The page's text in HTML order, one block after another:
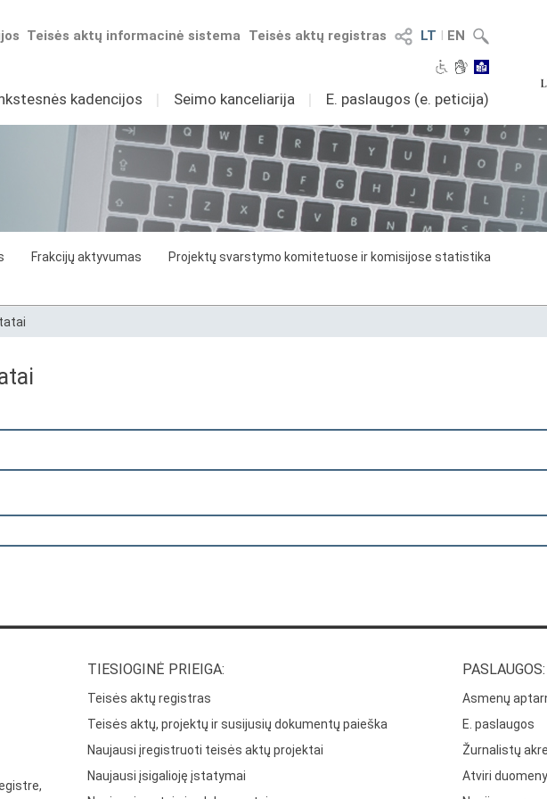
LT I EN
Teisės aktų registras
Teisės aktų informacinė sistema
kadencijos I Seimo kanceliarija I E. paslaugos (e. peticija)
Frakcijų aktyvumas
Projektų svarstymo komitetuose ir komisijose statistika
TIESIOGINĖ PRIEIGA:
Teisės aktų registras
Teisės aktų, projektų ir susijusių dokumentų paieška
Naujausi įregistruoti teisės aktų projektai
Naujausi įsigalioję įstatymai
PASLAUGOS:
Asmenų
E. paslaugos
Žurnalistų
Atviri